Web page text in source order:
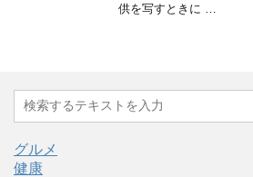
供を写すときに …
グルメ
健康